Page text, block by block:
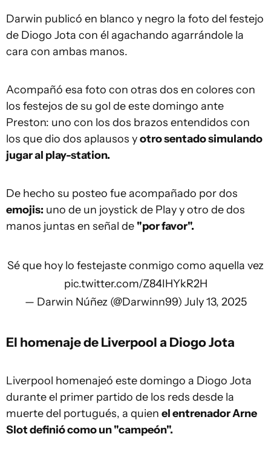
Darwin publicó en blanco y negro la foto del festejo
de Diogo Jota con él agachando agarrándole la
cara con ambas manos.
Acompañó esa foto con otras dos en colores con
los festejos de su gol de este domingo ante
Preston: uno con los dos brazos entendidos con
los que dio dos aplausos yotro sentado simulando
jugar al play-station.
De hecho su posteo fue acompañado por dos
emojis: uno de un joystick de Play y otro de dos
manos juntas en señal de "por favor".
Sé que hoy lo festejaste conmigo como aquella vez
pic.twitter.com/Z84IHYkR2H
— Darwin Núñez (@Darwinn99) July 13, 2025
El homenaje de Liverpool a Diogo Jota
Liverpool homenajeó este domingo a Diogo Jota
durante el primer partido de los reds desde la
muerte del portugués, a quien el entrenador Arne
Slot definió como un "campeón".